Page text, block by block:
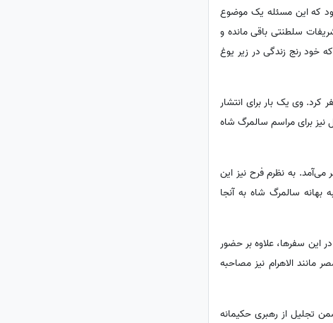
که این مسئله یک موضوع
سلطنتی باقی مانده و
خود رنج زندگی در زیر یوغ
دو بار به مصر سفر کرد. وی یک بار برای انتشار
هر سال نیز برای مراسم سالمرگ شاه
می‌آمد. به نظرم فرح نیز این
بهانه سالمرگ شاه به آنجا
این سفرها، علاوه بر حضور
مانند الاهرام نیز مصاحبه
در آن ضمن تجلیل از رهبری حکیمانه